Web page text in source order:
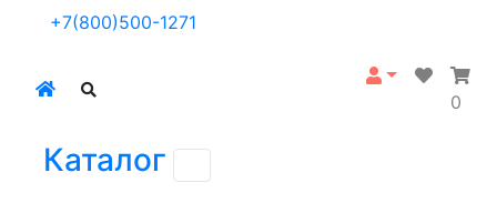
+7(800)500-1271
0
Каталог